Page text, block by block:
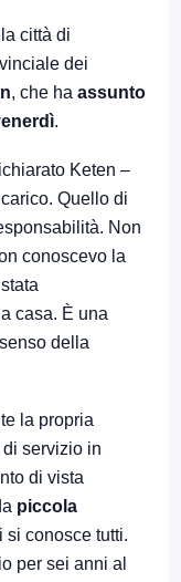
città di
dei
, che ha assunto
.
Keten –
Quello di
Non
conoscevo la
casa. È una
della
la propria
servizio in
di vista
piccola
si conosce tutti.
per sei anni al